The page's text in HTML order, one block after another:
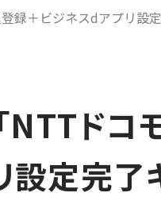
録＋ビジネスdアプリ設
NTTド
定完了